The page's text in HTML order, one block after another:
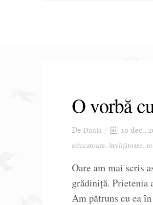
O vorbă
De Dunia 10 dec.,
educatoare, învățătoare,
Oare am mai scris
grădiniță. Prietenia
Am pătruns cu ea